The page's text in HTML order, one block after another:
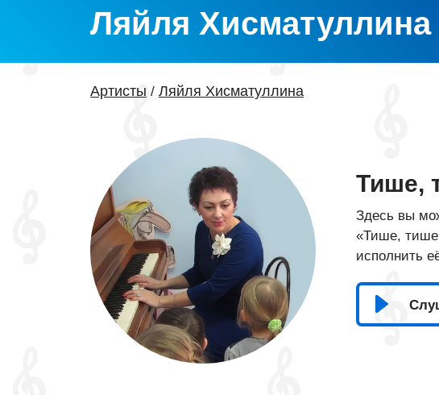
Ляйля Хисматуллина
Артисты / Ляйля Хисматуллина
Тише,
Здесь вы
«Тише,
исполнить